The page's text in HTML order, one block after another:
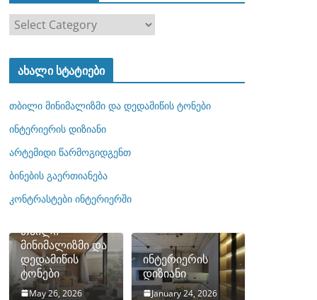
ტ
ო
რ
ბ
ი
ახალი სტატიები
თბილი მინიმალიზმი და დედამიწის ტონები
ინტერიერის დიზიანი
არტემიდი წარმოგიდგენთ
ბინების გაერთიანება
კონტრასტები ინტერიერში
თბილი
მინიმალიზმი და
დედამიწის
ტონები
May 26, 2026
ინტერიერის
დიზიანი
January 24, 2026